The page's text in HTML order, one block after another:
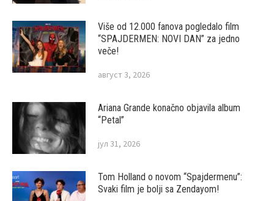
Više od 12.000 fanova pogledalo film
“SPAJDERMEN: NOVI DAN” za jedno
veče!
август 3, 2026
Ariana Grande konačno objavila album
“Petal”
јул 31, 2026
Tom Holland o novom “Spajdermenu”:
Svaki film je bolji sa Zendayom!